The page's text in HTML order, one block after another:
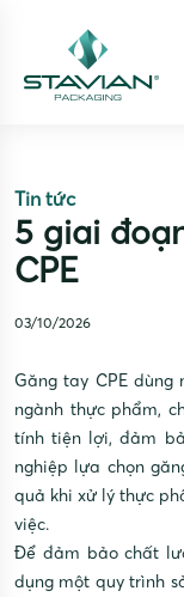
Tin tức
5 giai
CPE
03/10/2026
Găng tay CPE
ngành thực phẩm,
tính tiện lợi, đảm
nghiệp lựa chọn
quả khi xử lý thực
việc.
Để đảm bảo chất
dụng một quy trình